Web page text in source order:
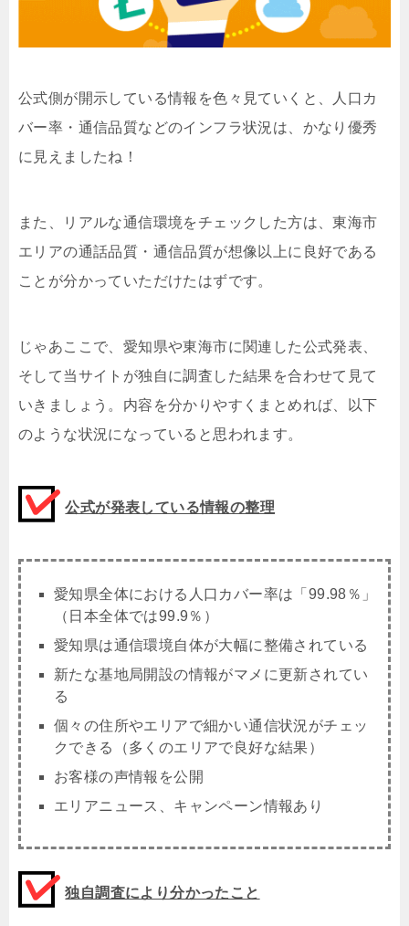
公式側が開示している情報を色々見ていくと、人口カ
バー率・通信品質などのインフラ状況は、かなり優秀
に見えましたね！
また、リアルな通信環境をチェックした方は、東海市
エリアの通話品質・通信品質が想像以上に良好である
ことが分かっていただけたはずです。
じゃあここで、愛知県や東海市に関連した公式発表、
そして当サイトが独自に調査した結果を合わせて見て
いきましょう。内容を分かりやすくまとめれば、以下
のような状況になっていると思われます。
公式が発表している情報の整理
愛知県全体における人口カバー率は「 99.98 ％」
（日本全体では99.9％）
愛知県は通信環境自体が大幅に整備されている
新たな基地局開設の情報がマメに更新されてい
る
個々の住所やエリアで細かい通信状況がチェッ
クできる（多くのエリアで良好な結果）
お客様の声情報を公開
エリアニュース、キャンペーン情報あり
独自調査により分かったこと